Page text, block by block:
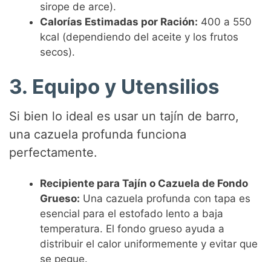
sirope de arce).
Calorías Estimadas por Ración: 400 a 550
kcal (dependiendo del aceite y los frutos
secos).
3. Equipo y Utensilios
Si bien lo ideal es usar un tajín de barro,
una cazuela profunda funciona
perfectamente.
Recipiente para Tajín o Cazuela de Fondo
Grueso: Una cazuela profunda con tapa es
esencial para el estofado lento a baja
temperatura. El fondo grueso ayuda a
distribuir el calor uniformemente y evitar que
se pegue.